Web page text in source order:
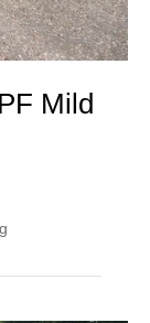
Mild